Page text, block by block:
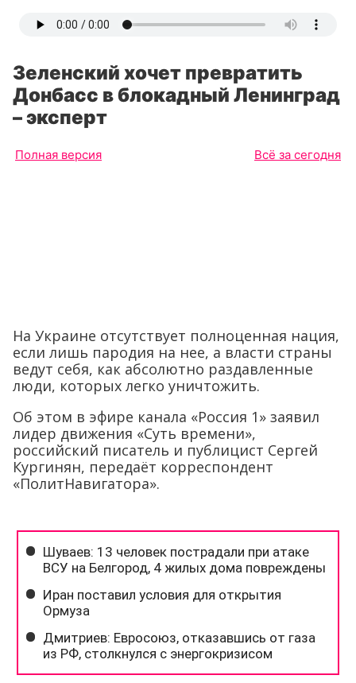
Зеленский хочет превратить
Донбасс в блокадный Ленинград
– эксперт
Полная версия Всё за сегодня
На Украине отсутствует полноценная нация,
если лишь пародия на нее, а власти страны
ведут себя, как абсолютно раздавленные
люди, которых легко уничтожить.
Об этом в эфире канала «Россия 1» заявил
лидер движения «Суть времени»,
российский писатель и публицист Сергей
Кургинян, передаёт корреспондент
«ПолитНавигатора».